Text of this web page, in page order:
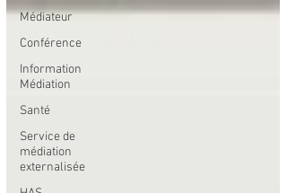
Médiateur
Conférence
Information
Médiation
Santé
Service de
médiation
externalisée